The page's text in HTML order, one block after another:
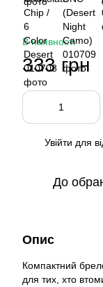
В наявності
333 грн
Увійти для
До
Опис
Компактний
для тих, хто